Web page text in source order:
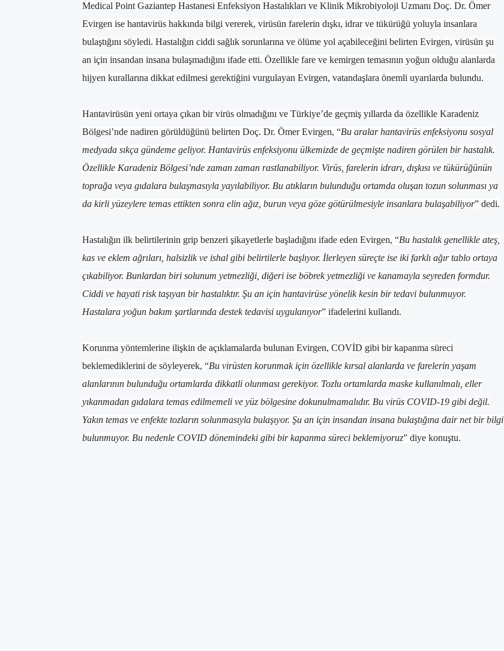
Medical Point Gaziantep Hastanesi Enfeksiyon Hastalıkları ve Klinik Mikrobiyoloji Uzmanı Doç. Dr. Ömer
Evirgen ise hantavirüs hakkında bilgi vererek, virüsün farelerin dışkı, idrar ve tükürüğü yoluyla insanlara
bulaştığını söyledi. Hastalığın ciddi sağlık sorunlarına ve ölüme yol açabileceğini belirten Evirgen, virüsün şu
an için insandan insana bulaşmadığını ifade etti. Özellikle fare ve kemirgen temasının yoğun olduğu alanlarda
hijyen kurallarına dikkat edilmesi gerektiğini vurgulayan Evirgen, vatandaşlara önemli uyarılarda bulundu.
Hantavirüsün yeni ortaya çıkan bir virüs olmadığını ve Türkiye’de geçmiş yıllarda da özellikle Karadeniz
Bölgesi’nde nadiren görüldüğünü belirten Doç. Dr. Ömer Evirgen, “Bu aralar hantavirüs enfeksiyonu sosyal
medyada sıkça gündeme geliyor. Hantavirüs enfeksiyonu ülkemizde de geçmişte nadiren görülen bir hastalık.
Özellikle Karadeniz Bölgesi’nde zaman zaman rastlanabiliyor. Virüs, farelerin idrarı, dışkısı ve tükürüğünün
toprağa veya gıdalara bulaşmasıyla yayılabiliyor. Bu atıkların bulunduğu ortamda oluşan tozun solunması ya
da kirli yüzeylere temas ettikten sonra elin ağız, burun veya göze götürülmesiyle insanlara bulaşabiliyor” dedi.
Hastalığın ilk belirtilerinin grip benzeri şikayetlerle başladığını ifade eden Evirgen, “Bu hastalık genellikle ateş,
kas ve eklem ağrıları, halsizlik ve ishal gibi belirtilerle başlıyor. İlerleyen süreçte ise iki farklı ağır tablo ortaya
çıkabiliyor. Bunlardan biri solunum yetmezliği, diğeri ise böbrek yetmezliği ve kanamayla seyreden formdur.
Ciddi ve hayati risk taşıyan bir hastalıktır. Şu an için hantavirüse yönelik kesin bir tedavi bulunmuyor.
Hastalara yoğun bakım şartlarında destek tedavisi uygulanıyor” ifadelerini kullandı.
Korunma yöntemlerine ilişkin de açıklamalarda bulunan Evirgen, COVİD gibi bir kapanma süreci
beklemediklerini de söyleyerek, “Bu virüsten korunmak için özellikle kırsal alanlarda ve farelerin yaşam
alanlarının bulunduğu ortamlarda dikkatli olunması gerekiyor. Tozlu ortamlarda maske kullanılmalı, eller
yıkanmadan gıdalara temas edilmemeli ve yüz bölgesine dokunulmamalıdır. Bu virüs COVID-19 gibi değil.
Yakın temas ve enfekte tozların solunmasıyla bulaşıyor. Şu an için insandan insana bulaştığına dair net bir bilgi
bulunmuyor. Bu nedenle COVID dönemindeki gibi bir kapanma süreci beklemiyoruz” diye konuştu.